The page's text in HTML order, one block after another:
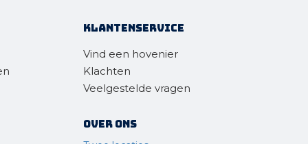
Klantenservice
Vind een hovenier
Klachten
Veelgestelde vragen
Over ons